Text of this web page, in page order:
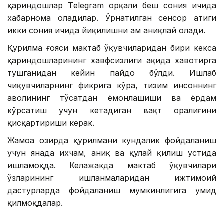
қариндошлар Тelegram орқали беш сония ичида
хабарнома оладилар. Ўрнатилган сенсор атиги
икки сония ичида йиқилишни ҳам аниқлай олади.
Қурилма ғояси мактаб ўқувчиларидан бири кекса
қариндошларининг хавфсизлиги ҳақида хавотирга
тушганидан кейин пайдо бўлди. Ишлаб
чиқувчиларнинг фикрига кўра, тизим инсоннинг
аҳволининг тўсатдан ёмонлашиши ва ёрдам
кўрсатиш учун кетадиган вақт оралиғини
қисқартириши керак.
Жамоа ҳозирда қурилмани кундалик фойдаланиш
учун янада ихчам, аниқ ва қулай қилиш устида
ишламоқда. Келажакда мактаб ўқувчилари
ўзларининг ишланмаларидан ижтимоий
дастурларда фойдаланиш мумкинлигига умид
қилмоқдалар.